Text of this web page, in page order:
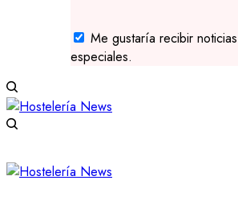
Me gustaría recibir
especiales.